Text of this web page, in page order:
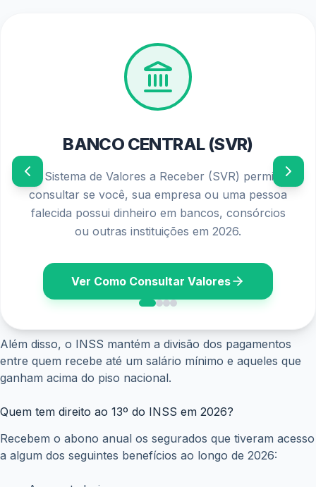
BANCO CENTRAL (SVR)
O Sistema de Valores a Receber (SVR) permite
consultar se você, sua empresa ou uma pessoa
falecida possui dinheiro em bancos, consórcios
ou outras instituições em 2026.
Ver Como Consultar Valores
Além disso, o INSS mantém a divisão dos pagamentos
entre quem recebe até um salário mínimo e aqueles que
ganham acima do piso nacional.
Quem tem direito ao 13º do INSS em 2026?
Recebem o abono anual os segurados que tiveram acesso
a algum dos seguintes benefícios ao longo de 2026: